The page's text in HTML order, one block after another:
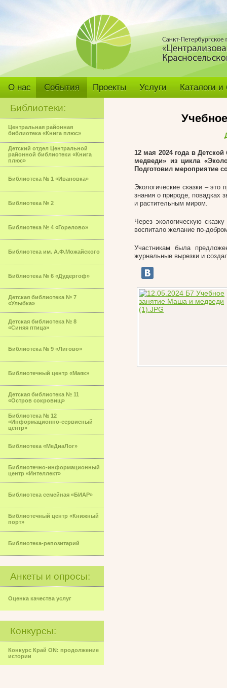
О нас События Проекты Услуги Каталоги
Библиотеки:
Центральная районная
библиотека «Книга плюс»
Детский отдел Центральной
районной библиотеки «Книга
плюс»
Библиотека № 1 «Ивановка»
Библиотека № 2
Библиотека № 4 «Горелово»
Библиотека им. А.Ф.Можайского
Библиотека № 6 «Дудергоф»
Детская библиотека № 7
«Улыбка»
Детская библиотека № 8
«Синяя птица»
Библиотека № 9 «Лигово»
Библиотечный центр «Маяк»
Детская библиотека № 11
«Остров сокровищ»
Библиотека № 12
«Информационно-сервисный
центр»
Библиотека «МеДиаЛог»
Библиотечно-информационный
центр «Интеллект»
Библиотека семейная «БИАР»
Библиотечный центр «Книжный
порт»
Библиотека-репозитарий
Анкеты и опросы:
Оценка качества услуг
Конкурсы:
Конкурс Край ON: продолжение
истории
12 мая 2024 годав Детской
медведи» из цикла
Подготовил мероприятие
Экологические сказки –
знания о природе, повадках
и растительным миром.
Через экологическую
воспитало желание по-
Участникам была
журнальные вырезки и